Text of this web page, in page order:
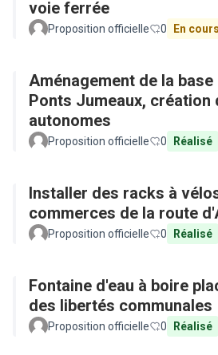
voie ferrée
Proposition officielle 0 En
Aménagement de la
Ponts Jumeaux, création
autonomes
Proposition officielle 0 Réalisé
Installer des racks à
commerces de la route
Proposition officielle 0 Réalisé
Fontaine d'eau à boire
des libertés communales
Proposition officielle 0 Réalisé